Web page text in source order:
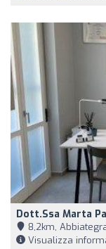
Dott.ssa Marta
8,2km,
Visualizza